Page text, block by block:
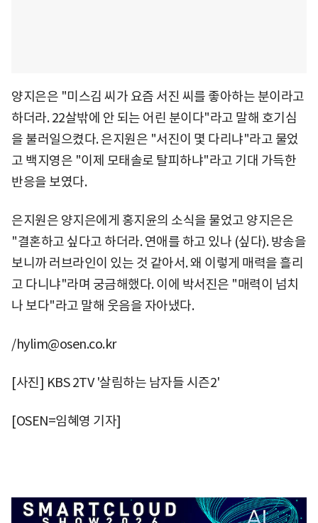
양지은은 "미스김 씨가 요즘 서진 씨를 좋아하는 분이라고
하더라. 22살밖에 안 되는 어린 분이다"라고 말해 호기심
을 불러일으켰다. 은지원은 "서진이 몇 다리냐"라고 물었
고 백지영은 "이제 모태솔로 탈피하냐"라고 기대 가득한
반응을 보였다.
은지원은 양지은에게 홍지윤의 소식을 물었고 양지은은
"결혼하고 싶다고 하더라. 연애를 하고 있나 (싶다). 방송을
보니까 러브라인이 있는 것 같아서. 왜 이렇게 매력을 흘리
고 다니냐"라며 궁금해했다. 이에 박서진은 "매력이 넘치
나 보다"라고 말해 웃음을 자아냈다.
/hylim@osen.co.kr
[사진] KBS 2TV '살림하는 남자들 시즌2'
[OSEN=임혜영 기자]